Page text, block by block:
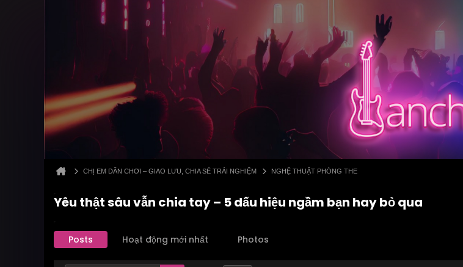
CHỊ EM DÂN CHƠI – GIAO LƯU, CHIA SẺ TRẢI NGHIỆM NGHỆ THUẬT PHÒNG THE
Yêu thật sâu vẫn chia tay – 5 dấu hiệu ngầm bạn hay bỏ qua
Posts Hoạt động mới nhất Photos